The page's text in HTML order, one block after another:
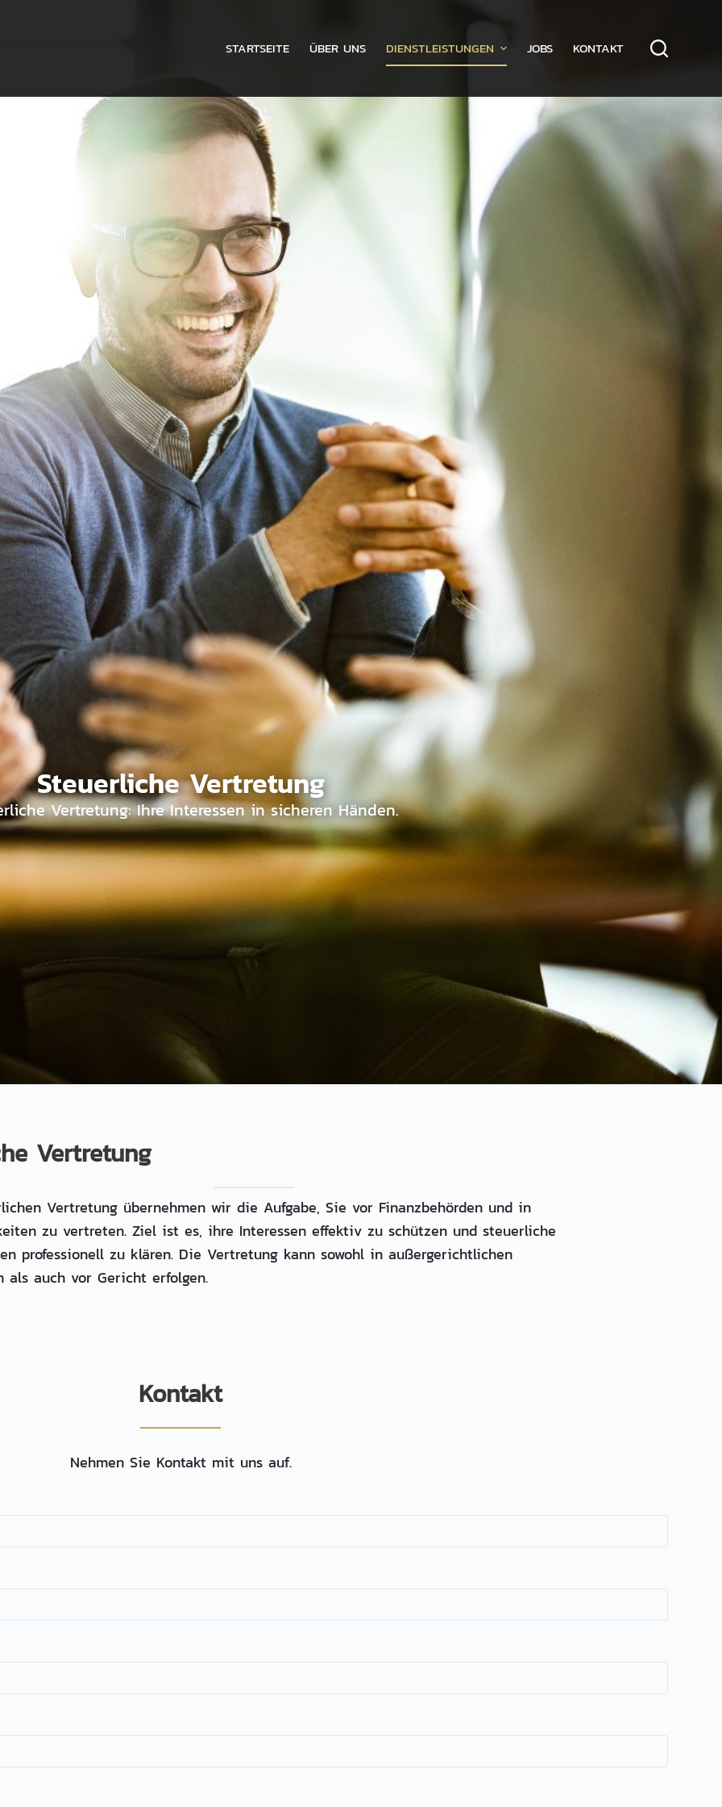
STARTSEITE ÜBER UNS DIENSTLEISTUNGEN JOBS KONTAKT
Steuerliche Vertretung
Vertretung: Ihre Interessen in sicheren Händen.
Vertretung
Vertretung übernehmen wir die Aufgabe, Sie vor Finanzbehörden und in
zu vertreten. Ziel ist es, ihre Interessen effektiv zu schützen und steuerliche
professionell zu klären. Die Vertretung kann sowohl in außergerichtlichen
als auch vor Gericht erfolgen.
Kontakt
Nehmen Sie Kontakt mit uns auf.